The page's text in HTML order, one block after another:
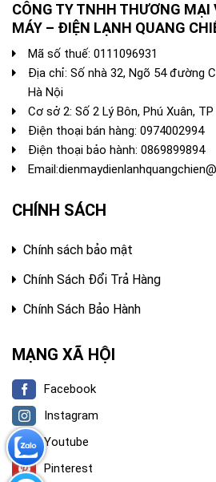
CÔNG TY TNHH THƯƠNG MẠI
MÁY – ĐIỆN LẠNH QUANG
Mã số thuế: 0111096931
Địa chỉ: Số nhà 32, Ngõ 54 đường
Hà Nội
Cơ sở 2: Số 2 Lý Bôn, Phú Xuân,
Điện thoại bán hàng: 0974002994
Điện thoại bảo hành: 0869899894
Email:
CHÍNH SÁCH
Chính sách bảo mật
Chính Sách Đổi Trả Hàng
Chính Sách Bảo Hành
MẠNG XÃ HỘI
Facebook
Instagram
Youtube
Pinterest